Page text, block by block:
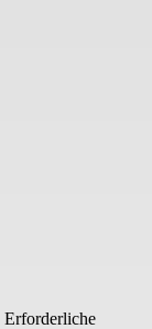
Erforderliche